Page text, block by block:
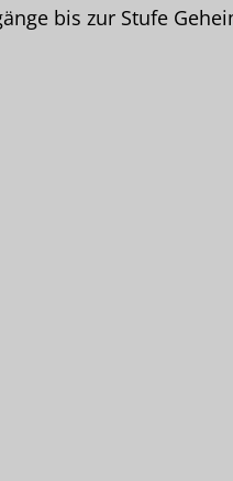
bis zur Stufe